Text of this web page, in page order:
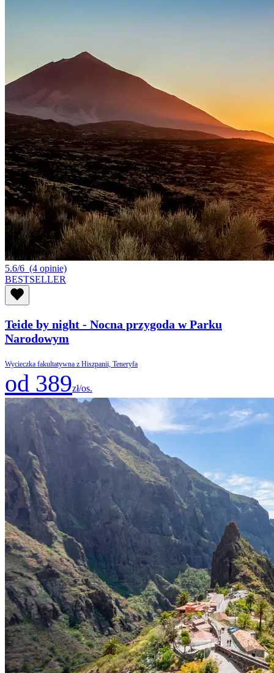
5.6/6 (4 opinie)
BESTSELLER
Teide by night - Nocna przygoda w Parku
Narodowym
Wycieczka fakultatywna z Hiszpanii, Teneryfa
od 389zł/os.